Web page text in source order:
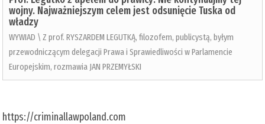
wojny. Najważniejszym celem jest odsunięcie Tuska od
władzy
WYWIAD \ Z prof. RYSZARDEM LEGUTKĄ, filozofem, publicystą, byłym
przewodniczącym delegacji Prawa i Sprawiedliwości w Parlamencie
Europejskim, rozmawia JAN PRZEMYŁSKI
https://criminallawpoland.com